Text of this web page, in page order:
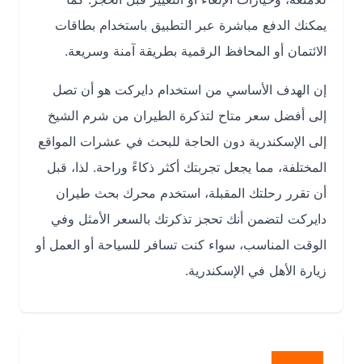
يمكنك الدفع مباشرة عبر التطبيق باستخدام بطاقات
الائتمان أو المحافظ الرقمية بطريقة آمنة وسريعة.
إن الهدف الأساسي من استخدام دايركت هو أن تصل
إلى أفضل سعر متاح لتذكرة الطيران من شرم الشيخ
إلى الإسكندرية دون الحاجة للبحث في عشرات المواقع
المختلفة، مما يجعل تجربتك أكثر ذكاءً وراحة. لذا، قبل
أن تقرر رحلتك المقبلة، استخدم محرك بحث طيران
دايركت لتضمن أنك تحجز تذكرتك بالسعر الأمثل وفي
الوقت المناسب، سواء كنت تسافر للسياحة أو العمل أو
زيارة الأهل في الإسكندرية.